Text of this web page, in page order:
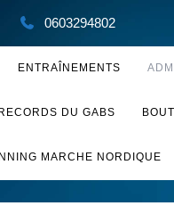
0603294802
ENTRAÎNEMENTS
RECORDS DU GABS
MARCHE NORDIQUE